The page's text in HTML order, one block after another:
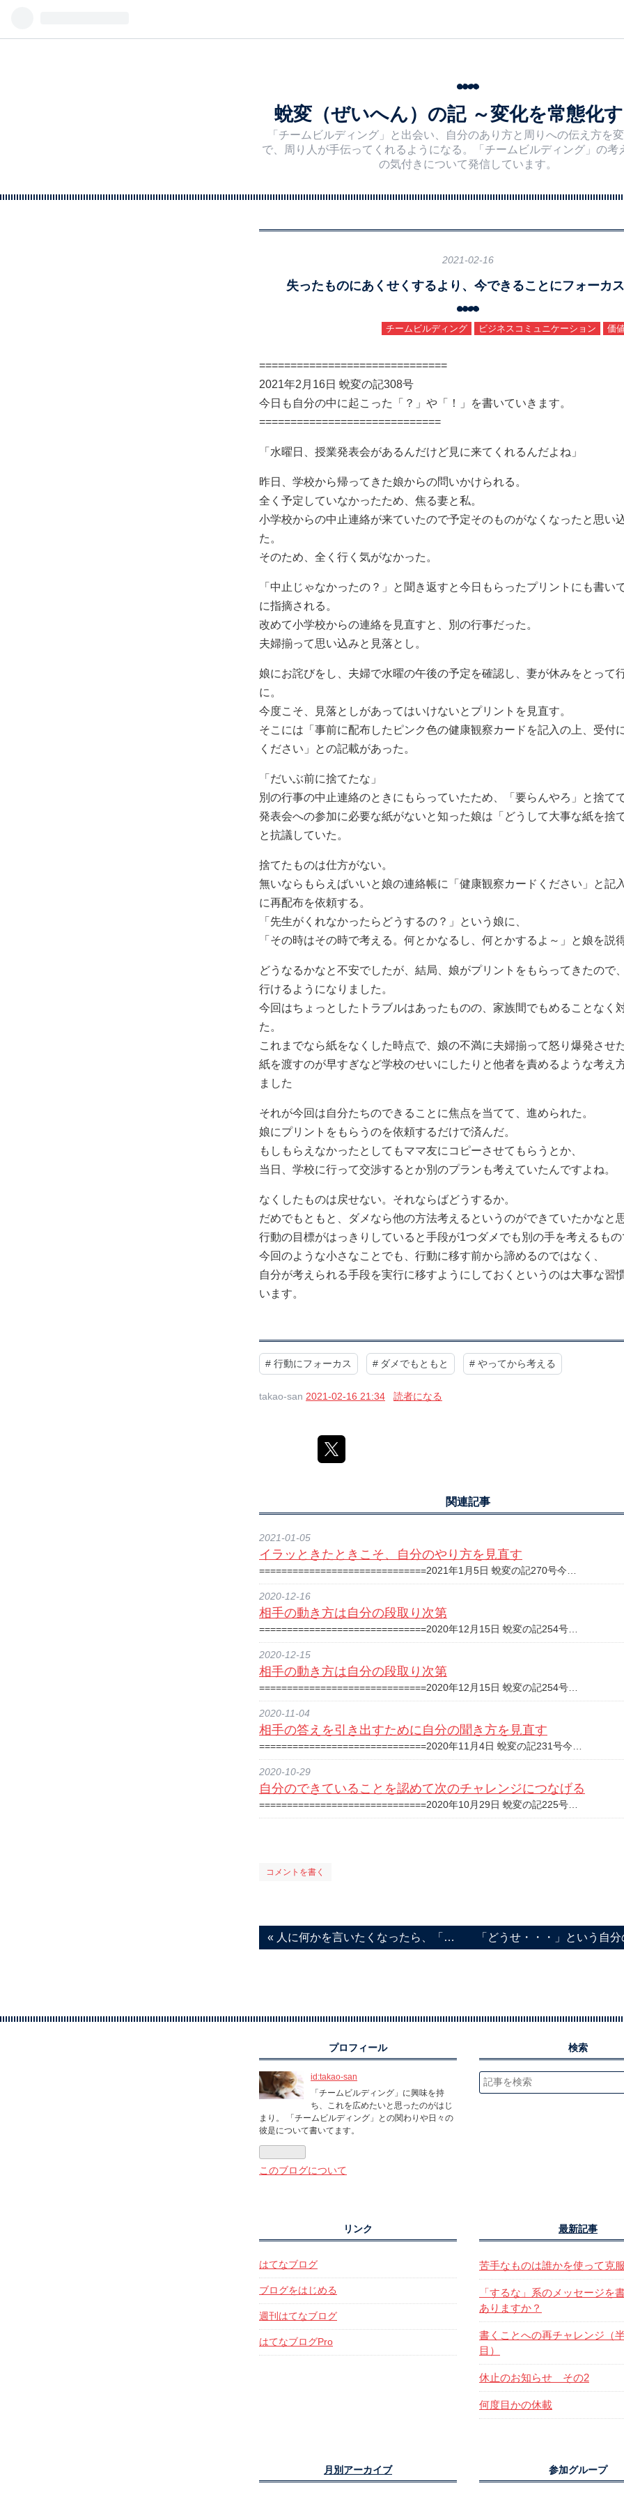
蛻変（ぜいへん）の記 ～変化を常態化
「チームビルディング」と出会い、自分のあり方と周りへの伝え方を
で、周り人が手伝ってくれるようになる。「チームビルディング」の考
の気付きについて発信しています。
2021-02-16
失ったものにあくせくするより、今できることにフォーカ
チームビルディング ビジネスコミュニケーション 価
==============================
2021年2月16日 蛻変の記308号
今日も自分の中に起こった「？」や「！」を書いていきます。
=============================
「水曜日、授業発表会があるんだけど見に来てくれるんだよね」
昨日、学校から帰ってきた娘からの問いかけられる。
全く予定していなかったため、焦る妻と私。
小学校からの中止連絡が来ていたので予定そのものがなくなったと思い
た。
そのため、全く行く気がなかった。
「中止じゃなかったの？」と聞き返すと今日もらったプリントにも書い
に指摘される。
改めて小学校からの連絡を見直すと、別の行事だった。
夫婦揃って思い込みと見落とし。
娘にお詫びをし、夫婦で水曜の午後の予定を確認し、妻が休みをとって
に。
今度こそ、見落としがあってはいけないとプリントを見直す。
そこには「事前に配布したピンク色の健康観察カードを記入の上、受付
ください」との記載があった。
「だいぶ前に捨てたな」
別の行事の中止連絡のときにもらっていたため、「要らんやろ」と捨てて
発表会への参加に必要な紙がないと知った娘は「どうして大事な紙を捨
と抗議していた。
捨てたものは仕方がない。
無いならもらえばいいと娘の連絡帳に「健康観察カードください」と記
に再配布を依頼する。
「先生がくれなかったらどうするの？」という娘に、
「その時はその時で考える。何とかなるし、何とかするよ～」と娘を説得
どうなるかなと不安でしたが、結局、娘がプリントをもらってきたので
行けるようになりました。
今回はちょっとしたトラブルはあったものの、家族間でもめることなく
た。
これまでなら紙をなくした時点で、娘の不満に夫婦揃って怒り爆発させた
紙を渡すのが早すぎなど学校のせいにしたりと他者を責めるような考え
ました
それが今回は自分たちのできることに焦点を当てて、進められた。
娘にプリントをもらうのを依頼するだけで済んだ。
もしもらえなかったとしてもママ友にコピーさせてもらうとか、
当日、学校に行って交渉するとか別のプランも考えていたんですよね。
なくしたものは戻せない。それならばどうするか。
だめでもともと、ダメなら他の方法考えるというのができていたかなと
行動の目標がはっきりしていると手段が1つダメでも別の手を考えるもの
今回のような小さなことでも、行動に移す前から諦めるのではなく、
自分が考えられる手段を実行に移すようにしておくというのは大事な習
います。
# 行動にフォーカス # ダメでもともと # やってから考える
takao-san 2021-02-16 21:34 読者になる
関連記事
2021-01-05
イラッときたときこそ、自分のやり方を見直す
==============================2021年1月5日 蛻変の記270号今…
2020-12-16
相手の動き方は自分の段取り次第
==============================2020年12月15日 蛻変の記254号…
2020-12-15
相手の動き方は自分の段取り次第
==============================2020年12月15日 蛻変の記254号…
2020-11-04
相手の答えを引き出すために自分の聞き方を見直す
==============================2020年11月4日 蛻変の記231号今…
2020-10-29
自分のできていることを認めて次のチャレンジにつなげる
==============================2020年10月29日 蛻変の記225号…
コメントを書く
« 人に何かを言いたくなったら、「自分はど…
プロフィール
id:takao-san
「チームビルディング」に興味を持
ち、これを広めたいと思ったのがはじ
まり。 「チームビルディング」との関わりや日々の
彼是について書いてます。
このブログについて
検索
リンク
はてなブログ
ブログをはじめる
週刊はてなブログ
はてなブログPro
最新記事
苦手なものは誰かを使って克
「するな」系のメッセージを
ありますか？
書くことへの再チャレンジ（
目）
休止のお知らせ その2
何度目かの休載
月別アーカイブ 参加グループ